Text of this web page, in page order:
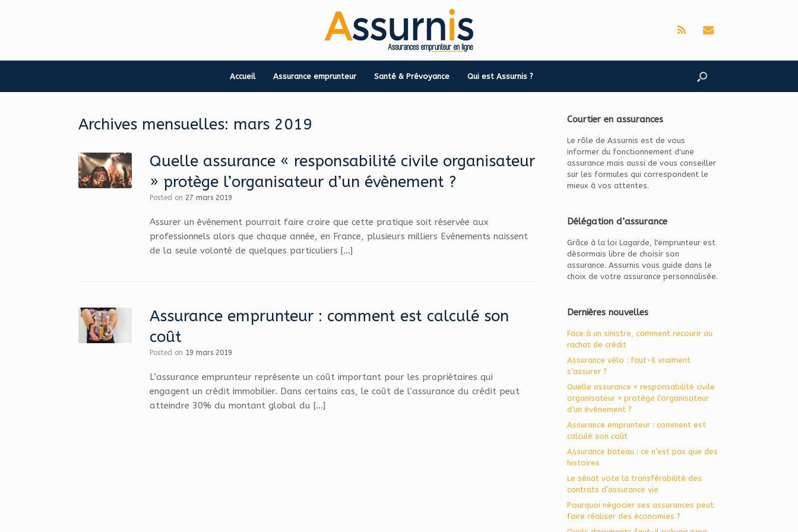
Accueil Assurance emprunteur Santé & Prévoyance Qui est Assurnis ?
Archives mensuelles: mars 2019
Quelle assurance « responsabilité civile organisateur
» protège l’organisateur d’un évènement ?
Posted on 27 mars 2019
Assurer un événement pourrait faire croire que cette pratique soit réservée aux
professionnels alors que chaque année, en France, plusieurs milliers Evènements naissent
de la seule volonté de quelques particuliers […]
Assurance emprunteur : comment est calculé son
coût
Posted on 19 mars 2019
L’assurance emprunteur représente un coût important pour les propriétaires qui
engagent un crédit immobilier. Dans certains cas, le coût de l’assurance du crédit peut
atteindre 30% du montant global du […]
Courtier en assurances
Le rôle de Assurnis est de vous
informer du fonctionnement d'une
assurance mais aussi de vous conseiller
sur les formules qui correspondent le
mieux à vos attentes.
Délégation d’assurance
Grâce à la loi Lagarde, l'emprunteur est
désormais libre de choisir son
assurance. Assurnis vous guide dans le
choix de votre assurance personnalisée.
Dernières nouvelles
Face à un sinistre, comment recourir au
rachat de crédit
Assurance vélo : faut-il vraiment
s’assurer ?
Quelle assurance « responsabilité civile
organisateur » protège l’organisateur
d’un évènement ?
Assurance emprunteur : comment est
calculé son coût
Assurance bateau : ce n’est pas que des
histoires
Le sénat vote la transférabilité des
contrats d’assurance vie
Pourquoi négocier ses assurances peut
faire réaliser des économies ?